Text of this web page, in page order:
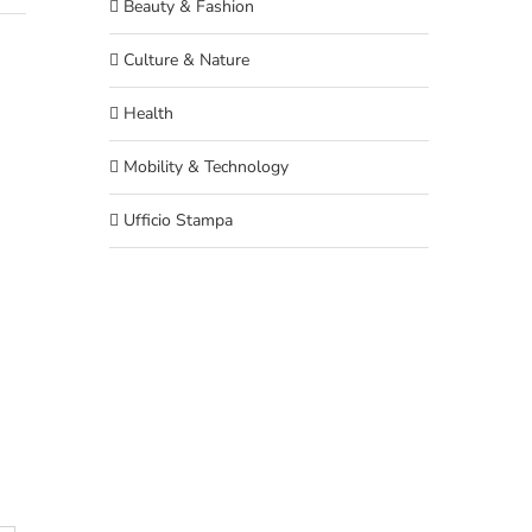
Beauty & Fashion
Culture & Nature
Health
Mobility & Technology
Ufficio Stampa